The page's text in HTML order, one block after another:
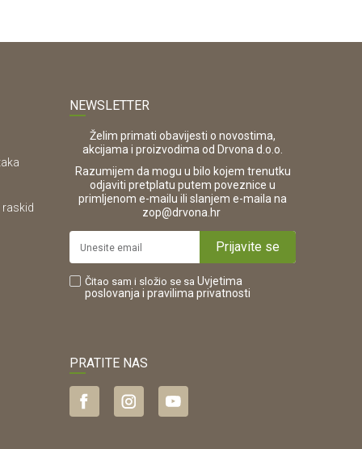
raskid
NEWSLETTER
Želim primati obavijesti o novostima,
akcijama i proizvodima od Drvona d.o.o.
Razumijem da mogu u bilo kojem trenutku
odjaviti pretplatu putem poveznice u
primljenom e-mailu ili slanjem e-maila na
zop@drvona.hr.
Prijavite se
Čitao sam i složio se sa Uvjetima
poslovanja i pravilima privatnosti
PRATITE NAS